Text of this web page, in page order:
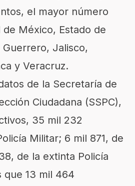
el mayor número
de México, Estado de
Jalisco,
y Veracruz.
de la Secretaría de
Ciudadana (SSPC),
35 mil 232
Militar; 6 mil 871, de
de la extinta Policía
que 13 mil 464